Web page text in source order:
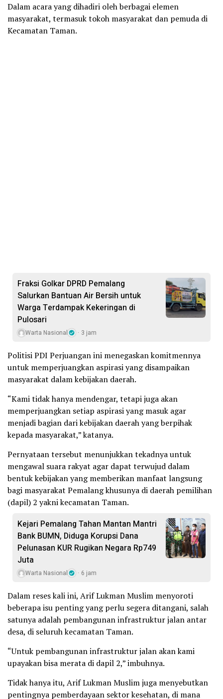
Dalam acara yang dihadiri oleh berbagai elemen
masyarakat, termasuk tokoh masyarakat dan pemuda di
Kecamatan Taman.
Fraksi Golkar DPRD Pemalang
Salurkan Bantuan Air Bersih untuk
Warga Terdampak Kekeringan di
Pulosari
Warta Nasional 3 jam
Politisi PDI Perjuangan ini menegaskan komitmennya
untuk memperjuangkan aspirasi yang disampaikan
masyarakat dalam kebijakan daerah.
“Kami tidak hanya mendengar, tetapi juga akan
memperjuangkan setiap aspirasi yang masuk agar
menjadi bagian dari kebijakan daerah yang berpihak
kepada masyarakat,” katanya.
Pernyataan tersebut menunjukkan tekadnya untuk
mengawal suara rakyat agar dapat terwujud dalam
bentuk kebijakan yang memberikan manfaat langsung
bagi masyarakat Pemalang khusunya di daerah pemilihan
(dapil) 2 yakni kecamatan Taman.
Kejari Pemalang Tahan Mantan Mantri
Bank BUMN, Diduga Korupsi Dana
Pelunasan KUR Rugikan Negara Rp749
Juta
Warta Nasional 6 jam
Dalam reses kali ini, Arif Lukman Muslim menyoroti
beberapa isu penting yang perlu segera ditangani, salah
satunya adalah pembangunan infrastruktur jalan antar
desa, di seluruh kecamatan Taman.
“Untuk pembangunan infrastruktur jalan akan kami
upayakan bisa merata di dapil 2,” imbuhnya.
Tidak hanya itu, Arif Lukman Muslim juga menyebutkan
pentingnya pemberdayaan sektor kesehatan, di mana